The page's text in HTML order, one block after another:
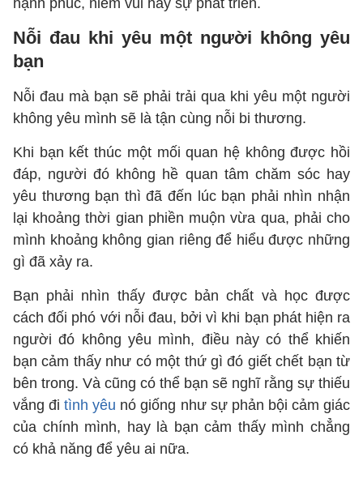
hạnh phúc, niềm vui hay sự phát triển.
Nỗi đau khi yêu một người không yêu
bạn
Nỗi đau mà bạn sẽ phải trải qua khi yêu một người
không yêu mình sẽ là tận cùng nỗi bi thương.
Khi bạn kết thúc một mối quan hệ không được hồi
đáp, người đó không hề quan tâm chăm sóc hay
yêu thương bạn thì đã đến lúc bạn phải nhìn nhận
lại khoảng thời gian phiền muộn vừa qua, phải cho
mình khoảng không gian riêng để hiểu được những
gì đã xảy ra.
Bạn phải nhìn thấy được bản chất và học được
cách đối phó với nỗi đau, bởi vì khi bạn phát hiện ra
người đó không yêu mình, điều này có thể khiến
bạn cảm thấy như có một thứ gì đó giết chết bạn từ
bên trong. Và cũng có thể bạn sẽ nghĩ rằng sự thiếu
vắng đitình yêu nó giống như sự phản bội cảm giác
của chính mình, hay là bạn cảm thấy mình chẳng
có khả năng để yêu ai nữa.